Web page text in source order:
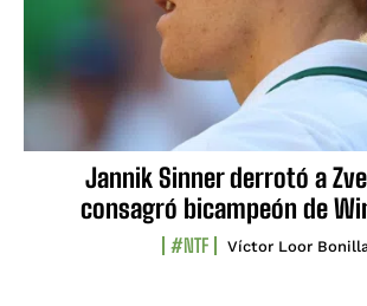
Jannik Sinner derrotó a
consagró bicampeón de
#NTF Víctor Loor